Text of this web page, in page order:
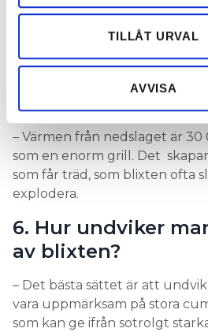
annons- och analysföretag som vi
Dessa kan i sin tur kombinera
information som du har
samlat in när du har använt deras
TILLÅT URVAL
AVVISA
negativt laddade molnet och
– Sidourladdningarna kallas
Men det stannar inte med
– Värmen från nedslaget är
som en enorm grill. Det
som får träd, som blixten ofta
explodera.
6. Hur undviker
av blixten?
– Det bästa sättet är att
vara uppmärksam på stora
som kan ge ifrån sotrolgt